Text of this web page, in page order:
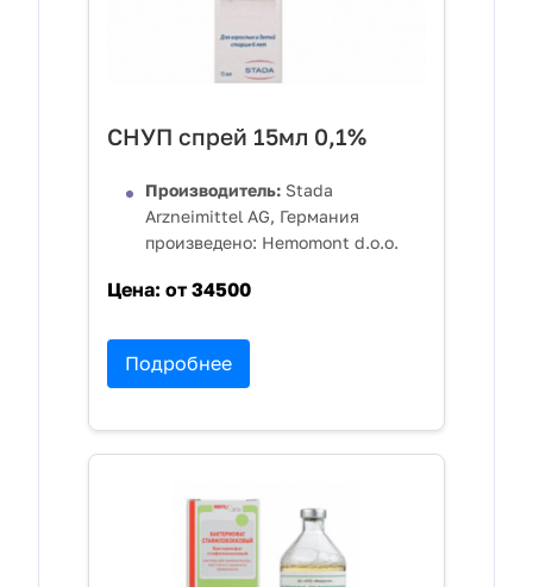
СНУП спрей 15мл 0,1%
Производитель: Stada
Arzneimittel AG, Германия
произведено: Hemomont d.o.o.
Цена: от 34500
Подробнее